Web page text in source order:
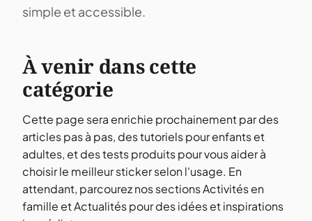
simple et accessible.
À venir dans cette
catégorie
Cette page sera enrichie prochainement par des
articles pas à pas, des tutoriels pour enfants et
adultes, et des tests produits pour vous aider à
choisir le meilleur sticker selon l'usage. En
attendant, parcourez nos sections Activités en
famille et Actualités pour des idées et inspirations